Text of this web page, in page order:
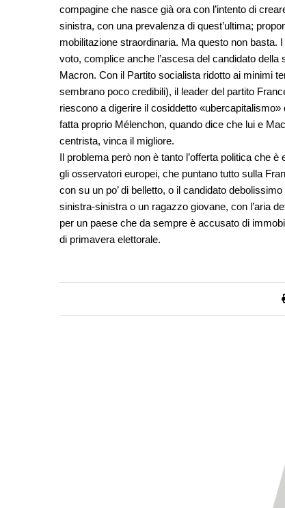
compagine che nasce già ora con l’intento di
sinistra, con una prevalenza di quest’ultima;
mobilitazione straordinaria. Ma questo non basta.
voto, complice anche l’ascesa del candidato
Macron. Con il Partito socialista ridotto ai minimi
sembrano poco credibili), il leader del partito
riescono a digerire il cosiddetto
fatta proprio Mélenchon, quando dice che lui e
centrista, vinca il migliore.
Il problema però non è tanto l’offerta politica che
gli osservatori europei, che puntano tutto sulla
con su un po’ di belletto, o il candidato
sinistra-sinistra o un ragazzo giovane, con l’aria
per un paese che da sempre è accusato di
di primavera elettorale.